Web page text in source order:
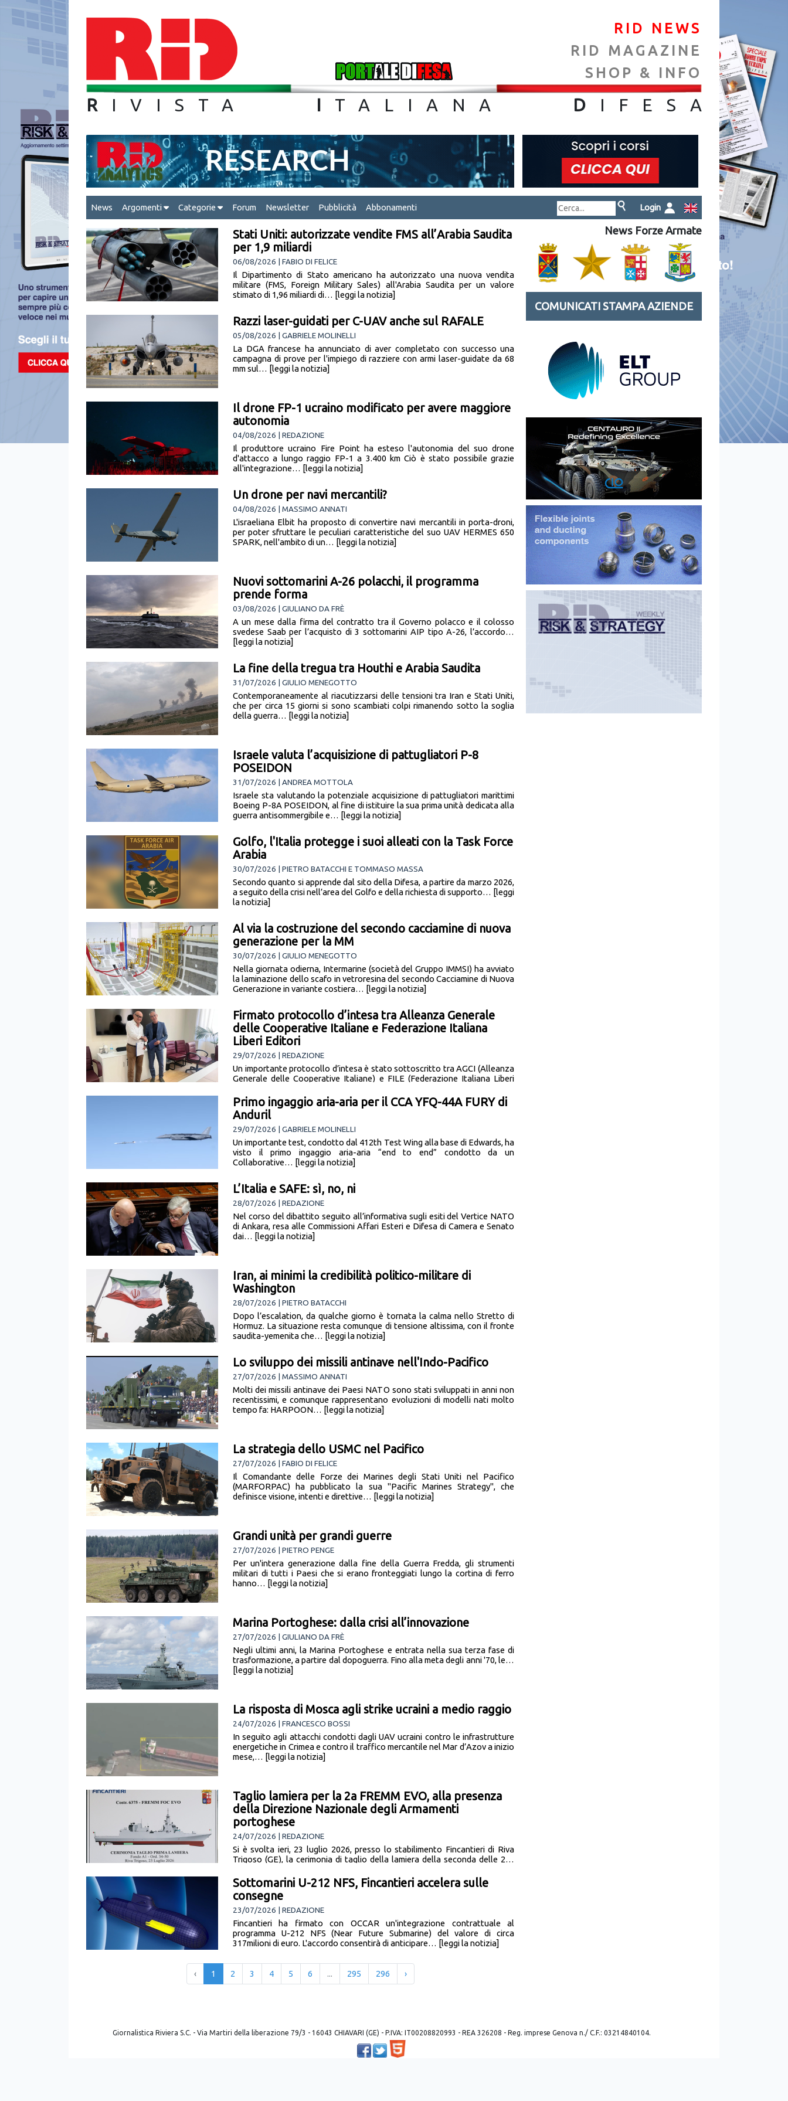
RID NEWS
RID MAGAZINE
SHOP & INFO
R IVISTA I TALIANA D IFES A
News Argomenti Categorie Forum Newsletter Pubblicità Abbonamenti Login
Stati Uniti: autorizzate vendite FMS all’Arabia Saudita
per 1,9 miliardi
06/08/2026 | FABIO DI FELICE
Il Dipartimento di Stato americano ha autorizzato una nuova vendita
militare (FMS, Foreign Military Sales) all'Arabia Saudita per un valore
stimato di 1,96 miliardi di… [leggi la notizia]
Razzi laser-guidati per C-UAV anche sul RAFALE
05/08/2026 | GABRIELE MOLINELLI
La DGA francese ha annunciato di aver completato con successo una
campagna di prove per l'impiego di razziere con armi laser-guidate da 68
mm sul… [leggi la notizia]
Il drone FP-1 ucraino modificato per avere maggiore
autonomia
04/08/2026 | REDAZIONE
Il produttore ucraino Fire Point ha esteso l'autonomia del suo drone
d'attacco a lungo raggio FP-1 a 3.400 km Ciò è stato possibile grazie
all'integrazione… [leggi la notizia]
Un drone per navi mercantili?
04/08/2026 | MASSIMO ANNATI
L'israeliana Elbit ha proposto di convertire navi mercantili in porta-droni,
per poter sfruttare le peculiari caratteristiche del suo UAV HERMES 650
SPARK, nell'ambito di un… [leggi la notizia]
Nuovi sottomarini A-26 polacchi, il programma
prende forma
03/08/2026 | GIULIANO DA FRÈ
A un mese dalla firma del contratto tra il Governo polacco e il colosso
svedese Saab per l’acquisto di 3 sottomarini AIP tipo A-26, l’accordo…
[leggi la notizia]
La fine della tregua tra Houthi e Arabia Saudita
31/07/2026 | GIULIO MENEGOTTO
Contemporaneamente al riacutizzarsi delle tensioni tra Iran e Stati Uniti,
che per circa 15 giorni si sono scambiati colpi rimanendo sotto la soglia
della guerra… [leggi la notizia]
Israele valuta l’acquisizione di pattugliatori P-8
POSEIDON
31/07/2026 | ANDREA MOTTOLA
Israele sta valutando la potenziale acquisizione di pattugliatori marittimi
Boeing P-8A POSEIDON, al fine di istituire la sua prima unità dedicata alla
guerra antisommergibile e… [leggi la notizia]
Golfo, l'Italia protegge i suoi alleati con la Task Force
Arabia
30/07/2026 | PIETRO BATACCHI E TOMMASO MASSA
Secondo quanto si apprende dal sito della Difesa, a partire da marzo 2026,
a seguito della crisi nell’area del Golfo e della richiesta di supporto… [leggi
la notizia]
Al via la costruzione del secondo cacciamine di nuova
generazione per la MM
30/07/2026 | GIULIO MENEGOTTO
Nella giornata odierna, Intermarine (società del Gruppo IMMSI) ha avviato
la laminazione dello scafo in vetroresina del secondo Cacciamine di Nuova
Generazione in variante costiera… [leggi la notizia]
Firmato protocollo d’intesa tra Alleanza Generale
delle Cooperative Italiane e Federazione Italiana
Liberi Editori
29/07/2026 | REDAZIONE
Un importante protocollo d’intesa è stato sottoscritto tra AGCI (Alleanza
Generale delle Cooperative Italiane) e FILE (Federazione Italiana Liberi
Primo ingaggio aria-aria per il CCA YFQ-44A FURY di
Anduril
29/07/2026 | GABRIELE MOLINELLI
Un importante test, condotto dal 412th Test Wing alla base di Edwards, ha
visto il primo ingaggio aria-aria “end to end” condotto da un
Collaborative… [leggi la notizia]
L’Italia e SAFE: sì, no, ni
28/07/2026 | REDAZIONE
Nel corso del dibattito seguito all’informativa sugli esiti del Vertice NATO
di Ankara, resa alle Commissioni Affari Esteri e Difesa di Camera e Senato
dai… [leggi la notizia]
Iran, ai minimi la credibilità politico-militare di
Washington
28/07/2026 | PIETRO BATACCHI
Dopo l’escalation, da qualche giorno è tornata la calma nello Stretto di
Hormuz. La situazione resta comunque di tensione altissima, con il fronte
saudita-yemenita che… [leggi la notizia]
Lo sviluppo dei missili antinave nell'Indo-Pacifico
27/07/2026 | MASSIMO ANNATI
Molti dei missili antinave dei Paesi NATO sono stati sviluppati in anni non
recentissimi, e comunque rappresentano evoluzioni di modelli nati molto
tempo fa: HARPOON… [leggi la notizia]
La strategia dello USMC nel Pacifico
27/07/2026 | FABIO DI FELICE
Il Comandante delle Forze dei Marines degli Stati Uniti nel Pacifico
(MARFORPAC) ha pubblicato la sua "Pacific Marines Strategy", che
definisce visione, intenti e direttive… [leggi la notizia]
Grandi unità per grandi guerre
27/07/2026 | PIETRO PENGE
Per un'intera generazione dalla fine della Guerra Fredda, gli strumenti
militari di tutti i Paesi che si erano fronteggiati lungo la cortina di ferro
hanno… [leggi la notizia]
Marina Portoghese: dalla crisi all’innovazione
27/07/2026 | GIULIANO DA FRÈ
Negli ultimi anni, la Marina Portoghese e entrata nella sua terza fase di
trasformazione, a partire dal dopoguerra. Fino alla meta degli anni '70, le…
[leggi la notizia]
La risposta di Mosca agli strike ucraini a medio raggio
24/07/2026 | FRANCESCO BOSSI
In seguito agli attacchi condotti dagli UAV ucraini contro le infrastrutture
energetiche in Crimea e contro il traffico mercantile nel Mar d’Azov a inizio
mese,… [leggi la notizia]
Taglio lamiera per la 2a FREMM EVO, alla presenza
della Direzione Nazionale degli Armamenti
portoghese
24/07/2026 | REDAZIONE
Si è svolta ieri, 23 luglio 2026, presso lo stabilimento Fincantieri di Riva
Trigoso (GE), la cerimonia di taglio della lamiera della seconda delle 2…
Sottomarini U-212 NFS, Fincantieri accelera sulle
consegne
23/07/2026 | REDAZIONE
Fincantieri ha firmato con OCCAR un'integrazione contrattuale al
programma U-212 NFS (Near Future Submarine) del valore di circa
317milioni di euro. L'accordo consentirà di anticipare… [leggi la notizia]
‹ 1 2 3 4 5 6 ... 295 296 ›
News Forze Armate
COMUNICATI STAMPA AZIENDE
Giornalistica Riviera S.C. - Via Martiri della liberazione 79/3 - 16043 CHIAVARI (GE) - P.IVA: IT00208820993 - REA 326208 - Reg. imprese Genova n./ C.F.: 03214840104.